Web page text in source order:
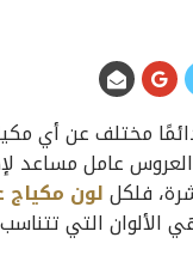
مختلف عن أي
عامل مساعد
فلكللون
هي الألوان التي